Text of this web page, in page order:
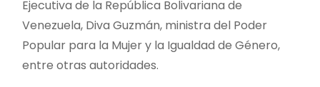
Ejecutiva de la República Bolivariana de
Venezuela, Diva Guzmán, ministra del Poder
Popular para la Mujer y la Igualdad de Género,
entre otras autoridades.